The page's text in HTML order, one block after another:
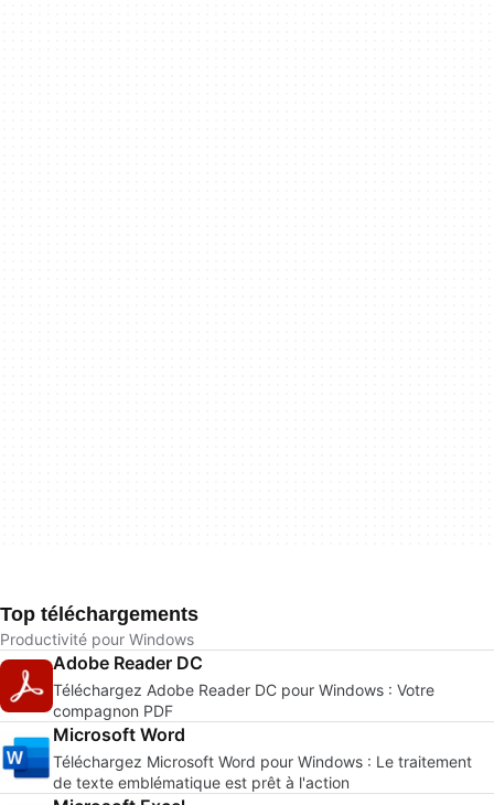
Top téléchargements
Productivité pour Windows
Adobe Reader DC
Téléchargez Adobe Reader DC pour Windows : Votre
compagnon PDF
Microsoft Word
Téléchargez Microsoft Word pour Windows : Le traitement
de texte emblématique est prêt à l'action